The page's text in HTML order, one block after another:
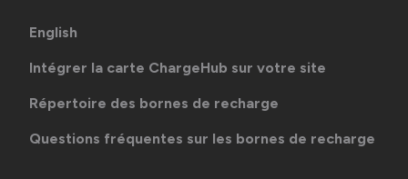
English
Intégrer la carte ChargeHub sur votre site
Répertoire des bornes de recharge
Questions fréquentes sur les bornes de recharge